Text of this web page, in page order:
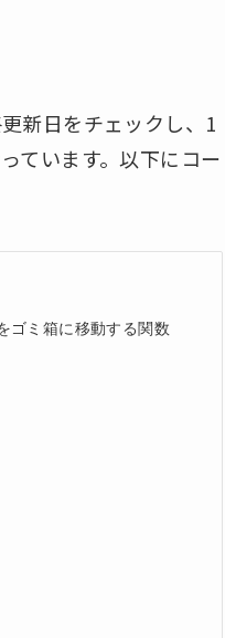
新日をチェックし、1
ています。以下にコー
ゴミ箱に移動する関数